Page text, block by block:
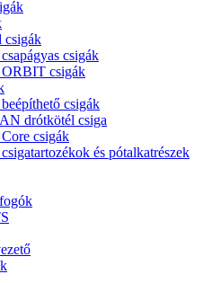
csigák
csigák
ORBIT csigák
csigák
drótkötél csiga
csigák
és pótalkatrészek